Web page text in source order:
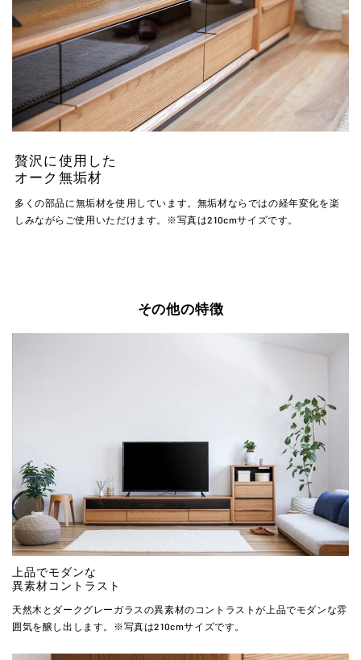
贅沢に使用した
オーク無垢材
多くの部品に無垢材を使用しています。無垢材ならではの経年変化を楽
しみながらご使用いただけます。※写真は210cmサイズです。
その他の特徴
上品でモダンな
異素材コントラスト
天然木とダークグレーガラスの異素材のコントラストが上品でモダンな雰
囲気を醸し出します。※写真は210cmサイズです。